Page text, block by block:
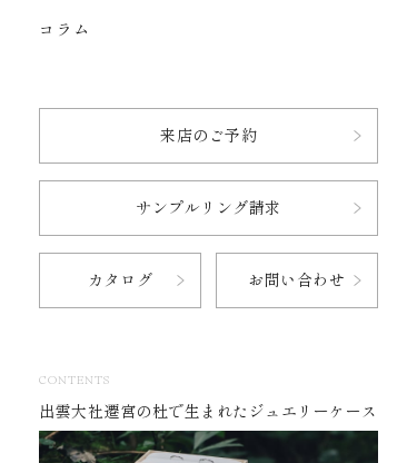
コラム
来店のご予約
サンプルリング請求
カタログ お問い合わせ
CONTENTS
出雲大社遷宮の杜で生まれたジュエリーケース